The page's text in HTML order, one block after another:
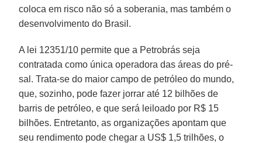
coloca em risco não só a soberania, mas também o
desenvolvimento do Brasil.
A lei 12351/10 permite que a Petrobrás seja
contratada como única operadora das áreas do pré-
sal. Trata-se do maior campo de petróleo do mundo,
que, sozinho, pode fazer jorrar até 12 bilhões de
barris de petróleo, e que será leiloado por R$ 15
bilhões. Entretanto, as organizações apontam que
seu rendimento pode chegar a US$ 1,5 trilhões, o